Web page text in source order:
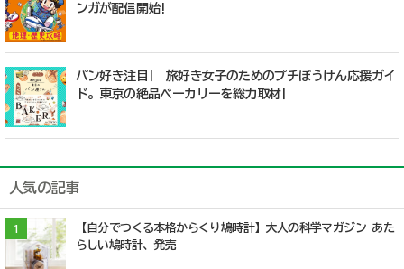
ンガが配信開始!
パン好き注目! 旅好き女子のためのプチぼうけん応援ガイ
ド。東京の絶品ベーカリーを総力取材!
人気の記事
1
【自分でつくる本格からくり鳩時計】大人の科学マガジン あた
らしい鳩時計、発売